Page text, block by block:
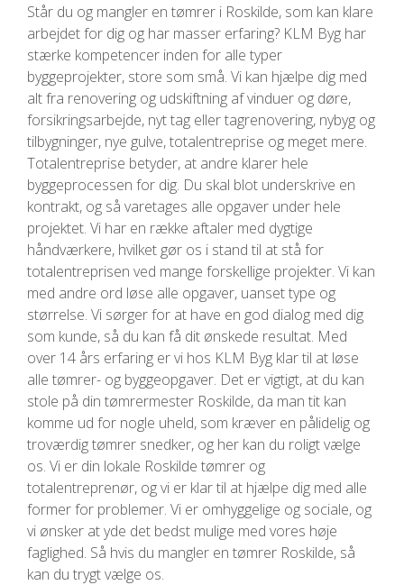
Står du og mangler en tømrer i Roskilde, som kan klare
arbejdet for dig og har masser erfaring? KLM Byg har
stærke kompetencer inden for alle typer
byggeprojekter, store som små. Vi kan hjælpe dig med
alt fra renovering og udskiftning af vinduer og døre,
forsikringsarbejde, nyt tag eller tagrenovering, nybyg og
tilbygninger, nye gulve, totalentreprise og meget mere.
Totalentreprise betyder, at andre klarer hele
byggeprocessen for dig. Du skal blot underskrive en
kontrakt, og så varetages alle opgaver under hele
projektet. Vi har en række aftaler med dygtige
håndværkere, hvilket gør os i stand til at stå for
totalentreprisen ved mange forskellige projekter. Vi kan
med andre ord løse alle opgaver, uanset type og
størrelse. Vi sørger for at have en god dialog med dig
som kunde, så du kan få dit ønskede resultat. Med
over 14 års erfaring er vi hos KLM Byg klar til at løse
alle tømrer- og byggeopgaver. Det er vigtigt, at du kan
stole på din tømrermester Roskilde, da man tit kan
komme ud for nogle uheld, som kræver en pålidelig og
troværdig tømrer snedker, og her kan du roligt vælge
os. Vi er din lokale Roskilde tømrer og
totalentreprenør, og vi er klar til at hjælpe dig med alle
former for problemer. Vi er omhyggelige og sociale, og
vi ønsker at yde det bedst mulige med vores høje
faglighed. Så hvis du mangler en tømrer Roskilde, så
kan du trygt vælge os.